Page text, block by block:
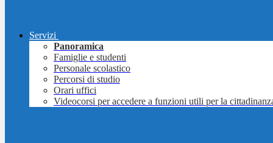
Servizi
Panoramica
Famiglie e studenti
Personale scolastico
Percorsi di studio
Orari uffici
Videocorsi per accedere a funzioni utili per la